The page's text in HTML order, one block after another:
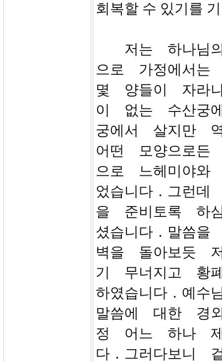
회복할 수 있기를
저는 하나님의
으로 가정에서
몇 양들이 자라
이 없는 수산궁
궁에서 살지만
어떤 모양으로
으로 느헤미야
었습니다．그런
을 준비토록 하
셨습니다．말씀
벽을 돌아보듯
기 무너지고 황
하였습니다．예
말씀에 대한 경
정 어느 하나
다．그러다보니